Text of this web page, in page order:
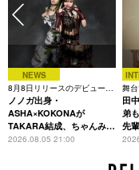
NEWS
8月8日リリースのデビュー曲
は「Time is money」
ノノガ出身・
ASHA×KOKONAが
TAKARA結成、ちゃんみな
主宰レーベル第2弾アーテ
2026.08.05 21:00
舞
す
存在
田
弟
先
た